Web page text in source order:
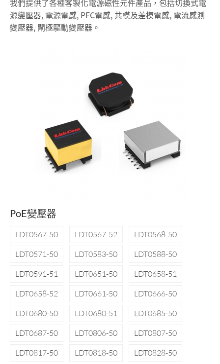
我們提供了各種客製化電源磁性元件產品，包括切換式電
源變壓器, 電源電感, PFC電感, 共模及差模電感, 電流感測
變壓器, 閘極驅動變壓器。
PoE變壓器
LDT0567-50 LDT0567-52
LDT0568-50
LDT0571-50
LDT0583-50
LDT0588-50
LDT0591-51
LDT0651-50
LDT0658-51
LDT0658-52
LDT0661-50
LDT0666-50
LDT0680-50
LDT0680-51
LDT0685-50
LDT0687-50
LDT0806-50
LDT0807-50
LDT0817-50
LDT0818-50
LDT0828-50